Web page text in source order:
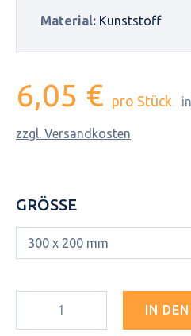
Material: Kunststoff
6,05 € pro Stück
zzgl. Versandkosten
GRÖSSE
IN